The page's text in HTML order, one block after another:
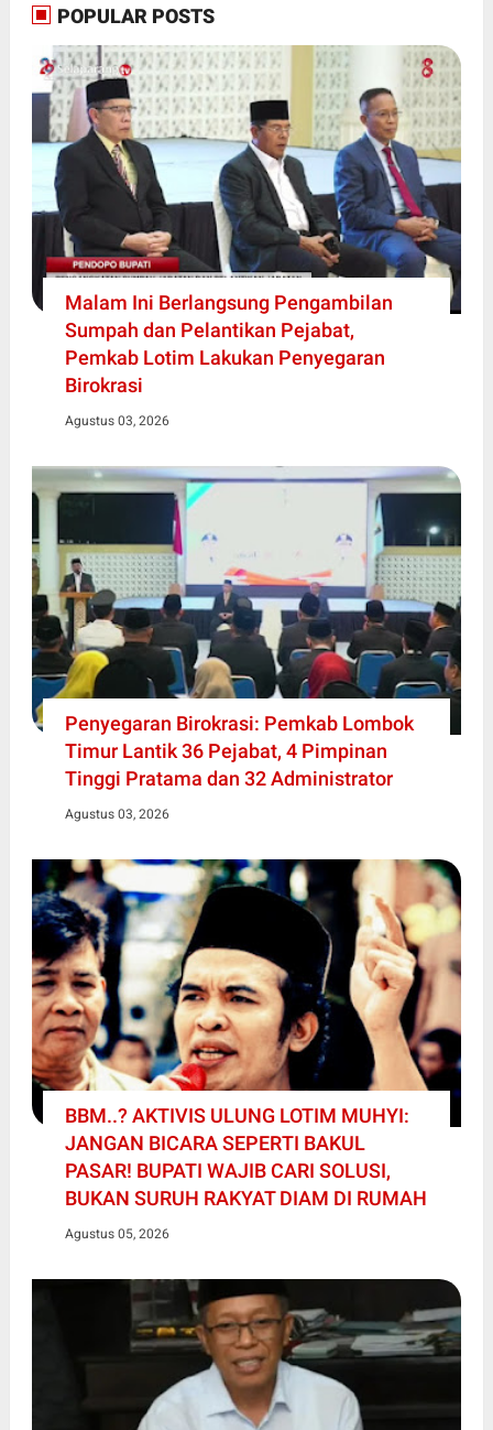
POPULAR POSTS
Malam Ini Berlangsung Pengambilan
Sumpah dan Pelantikan Pejabat,
Pemkab Lotim Lakukan Penyegaran
Birokrasi
Agustus 03, 2026
Penyegaran Birokrasi: Pemkab Lombok
Timur Lantik 36 Pejabat, 4 Pimpinan
Tinggi Pratama dan 32 Administrator
Agustus 03, 2026
BBM..? AKTIVIS ULUNG LOTIM MUHYI:
JANGAN BICARA SEPERTI BAKUL
PASAR! BUPATI WAJIB CARI SOLUSI,
BUKAN SURUH RAKYAT DIAM DI RUMAH
Agustus 05, 2026